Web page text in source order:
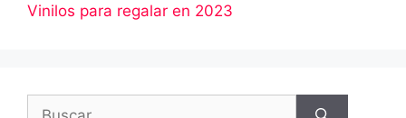
Vinilos para regalar en 2023